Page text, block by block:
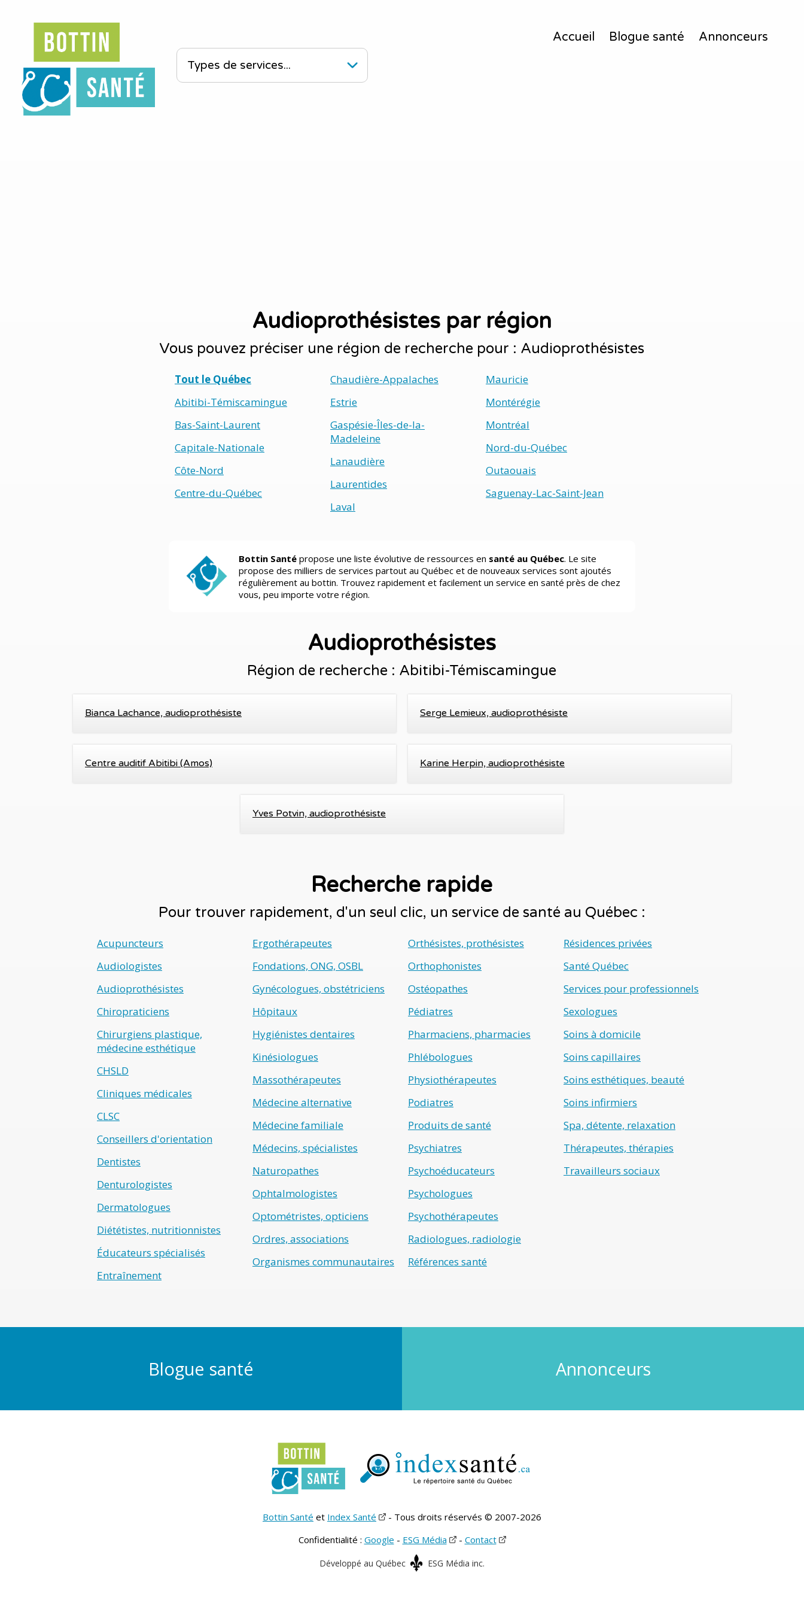
Accueil Blogue santé Annonceurs
Audioprothésistes par région
Vous pouvez préciser une région de recherche pour : Audioprothésistes
Tout le Québec
Abitibi-Témiscamingue
Bas-Saint-Laurent
Capitale-Nationale
Côte-Nord
Centre-du-Québec
Chaudière-Appalaches
Estrie
Gaspésie-Îles-de-la-
Madeleine
Lanaudière
Laurentides
Laval
Mauricie
Montérégie
Montréal
Nord-du-Québec
Outaouais
Saguenay-Lac-Saint-Jean
Bottin Santé propose une liste évolutive de ressources en santé au Québec. Le site
propose des milliers de services partout au Québec et de nouveaux services sont ajoutés
régulièrement au bottin. Trouvez rapidement et facilement un service en santé près de chez
vous, peu importe votre région.
Audioprothésistes
Région de recherche : Abitibi-Témiscamingue
Bianca Lachance, audioprothésiste Serge Lemieux, audioprothésiste
Centre auditif Abitibi (Amos) Karine Herpin, audioprothésiste
Yves Potvin, audioprothésiste
Recherche rapide
Pour trouver rapidement, d'un seul clic, un service de santé au Québec :
Acupuncteurs
Audiologistes
Audioprothésistes
Chiropraticiens
Chirurgiens plastique,
médecine esthétique
CHSLD
Cliniques médicales
CLSC
Conseillers d'orientation
Dentistes
Denturologistes
Dermatologues
Diététistes, nutritionnistes
Éducateurs spécialisés
Entraînement
Ergothérapeutes
Fondations, ONG, OSBL
Gynécologues, obstétriciens
Hôpitaux
Hygiénistes dentaires
Kinésiologues
Massothérapeutes
Médecine alternative
Médecine familiale
Médecins, spécialistes
Naturopathes
Ophtalmologistes
Optométristes, opticiens
Ordres, associations
Organismes communautaires
Orthésistes, prothésistes
Orthophonistes
Ostéopathes
Pédiatres
Pharmaciens, pharmacies
Phlébologues
Physiothérapeutes
Podiatres
Produits de santé
Psychiatres
Psychoéducateurs
Psychologues
Psychothérapeutes
Radiologues, radiologie
Références santé
Résidences privées
Santé Québec
Services pour professionnels
Sexologues
Soins à domicile
Soins capillaires
Soins esthétiques, beauté
Soins infirmiers
Spa, détente, relaxation
Thérapeutes, thérapies
Travailleurs sociaux
Blogue santé Annonceurs
Bottin Santé et Index Santé
- Tous droits réservés © 2007-2026
Confidentialité : Google - ESG Média - Contact
Développé au Québec ESG Média inc.